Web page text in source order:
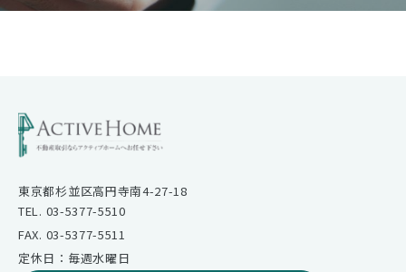
東京都杉並区高円寺南4-27-18
TEL. 03-5377-5510
FAX. 03-5377-5511
定休日：毎週水曜日